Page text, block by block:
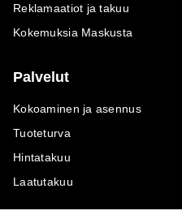
Reklamaatiot ja takuu
Kokemuksia Maskusta
Palvelut
Kokoaminen ja asennus
Tuoteturva
Hintatakuu
Laatutakuu